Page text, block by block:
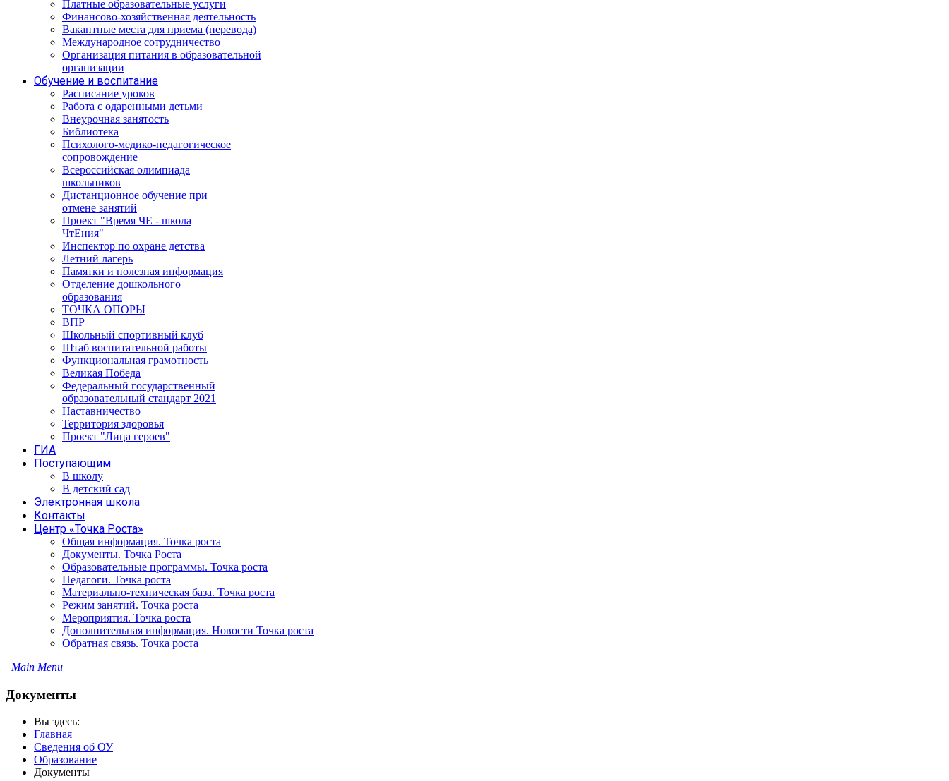
Платные образовательные услуги
Финансово-хозяйственная деятельность
Вакантные места для приема (перевода)
Международное сотрудничество
Организация питания в образовательной
организации
Обучение и воспитание
Расписание уроков
Работа с одаренными детьми
Внеурочная занятость
Библиотека
Психолого-медико-педагогическое
сопровождение
Всероссийская олимпиада
школьников
Дистанционное обучение при
отмене занятий
Проект "Время ЧЕ - школа
ЧтЕния"
Инспектор по охране детства
Летний лагерь
Памятки и полезная информация
Отделение дошкольного
образования
ТОЧКА ОПОРЫ
ВПР
Школьный спортивный клуб
Штаб воспитательной работы
Функциональная грамотность
Великая Победа
Федеральный государственный
образовательный стандарт 2021
Наставничество
Территория здоровья
Проект "Лица героев"
ГИА
Поступающим
В школу
В детский сад
Электронная школа
Контакты
Центр «Точка Роста»
Общая информация. Точка роста
Документы. Точка Роста
Образовательные программы. Точка роста
Педагоги. Точка роста
Материально-техническая база. Точка роста
Режим занятий. Точка роста
Мероприятия. Точка роста
Дополнительная информация. Новости Точка роста
Обратная связь. Точка роста
Main Menu
Документы
Вы здесь:
Главная
Сведения об ОУ
Образование
Документы